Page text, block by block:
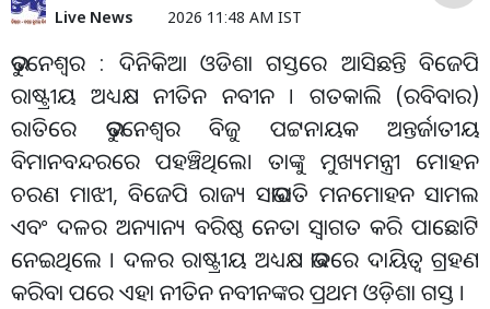
Live News
2026 11:48 AM IST
ଭୁବନେଶ୍ୱର : ଦିନିକିଆ ଓଡିଶା ଗସ୍ତରେ ଆସିଛନ୍ତି ବିଜେପି
ରାଷ୍ଟ୍ରୀୟ ଅଧ୍ୟକ୍ଷ ନୀତିନ ନବୀନ । ଗତକାଲି (ରବିବାର)
ରାତିରେ ଭୁବନେଶ୍ୱର ବିଜୁ ପଟ୍ଟନାୟକ ଅନ୍ତର୍ଜାତୀୟ
ବିମାନବନ୍ଦରରେ ପହଞ୍ଚିଥିଲେ। ତାଙ୍କୁ ମୁଖ୍ୟମନ୍ତ୍ରୀ ମୋହନ
ଚରଣ ମାଝୀ, ବିଜେପି ରାଜ୍ୟ ସଭାପତି ମନମୋହନ ସାମଲ
ଏବଂ ଦଳର ଅନ୍ୟାନ୍ୟ ବରିଷ୍ଠ ନେତା ସ୍ୱାଗତ କରି ପାଛୋଟି
ନେଇଥିଲେ । ଦଳର ରାଷ୍ଟ୍ରୀୟ ଅଧ୍ୟକ୍ଷ ଭାବରେ ଦାୟିତ୍ୱ ଗ୍ରହଣ
କରିବା ପରେ ଏହା ନୀତିନ ନବୀନଙ୍କର ପ୍ରଥମ ଓଡ଼ିଶା ଗସ୍ତ ।